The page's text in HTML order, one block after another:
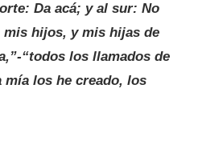
Da acá; y al sur: No
mis hijos, y mis hijas de
”-“todos los llamados de
los he creado, los